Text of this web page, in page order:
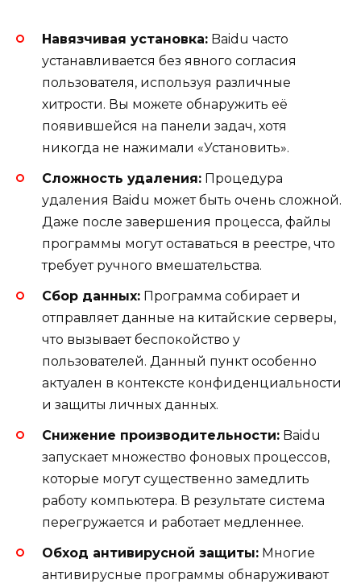
Навязчивая установка: Baidu часто
устанавливается без явного согласия
пользователя, используя различные
хитрости. Вы можете обнаружить её
появившейся на панели задач, хотя
никогда не нажимали «Установить».
Сложность удаления: Процедура
удаления Baidu может быть очень сложной.
Даже после завершения процесса, файлы
программы могут оставаться в реестре, что
требует ручного вмешательства.
Сбор данных: Программа собирает и
отправляет данные на китайские серверы,
что вызывает беспокойство у
пользователей. Данный пункт особенно
актуален в контексте конфиденциальности
и защиты личных данных.
Снижение производительности: Baidu
запускает множество фоновых процессов,
которые могут существенно замедлить
работу компьютера. В результате система
перегружается и работает медленнее.
Обход антивирусной защиты: Многие
антивирусные программы обнаруживают